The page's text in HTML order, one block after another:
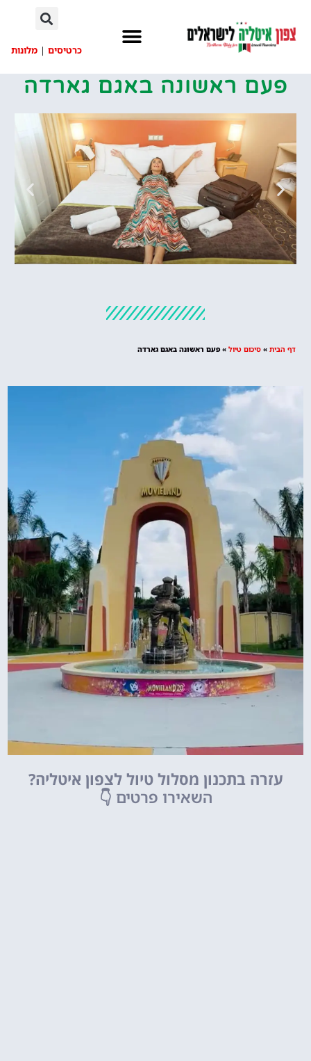
כרטיסים | מלונות
פעם ראשונה באגם גארדה
מציאת מלון
דף הבית » סיכום טיול » פעם ראשונה באגם גארדה
עזרה בתכנון מסלול טיול לצפון איטליה?
השאירו פרטים 👇